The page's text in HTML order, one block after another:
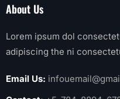
About Us
Lorem ipsum dol
adipiscing the ni
Email Us: